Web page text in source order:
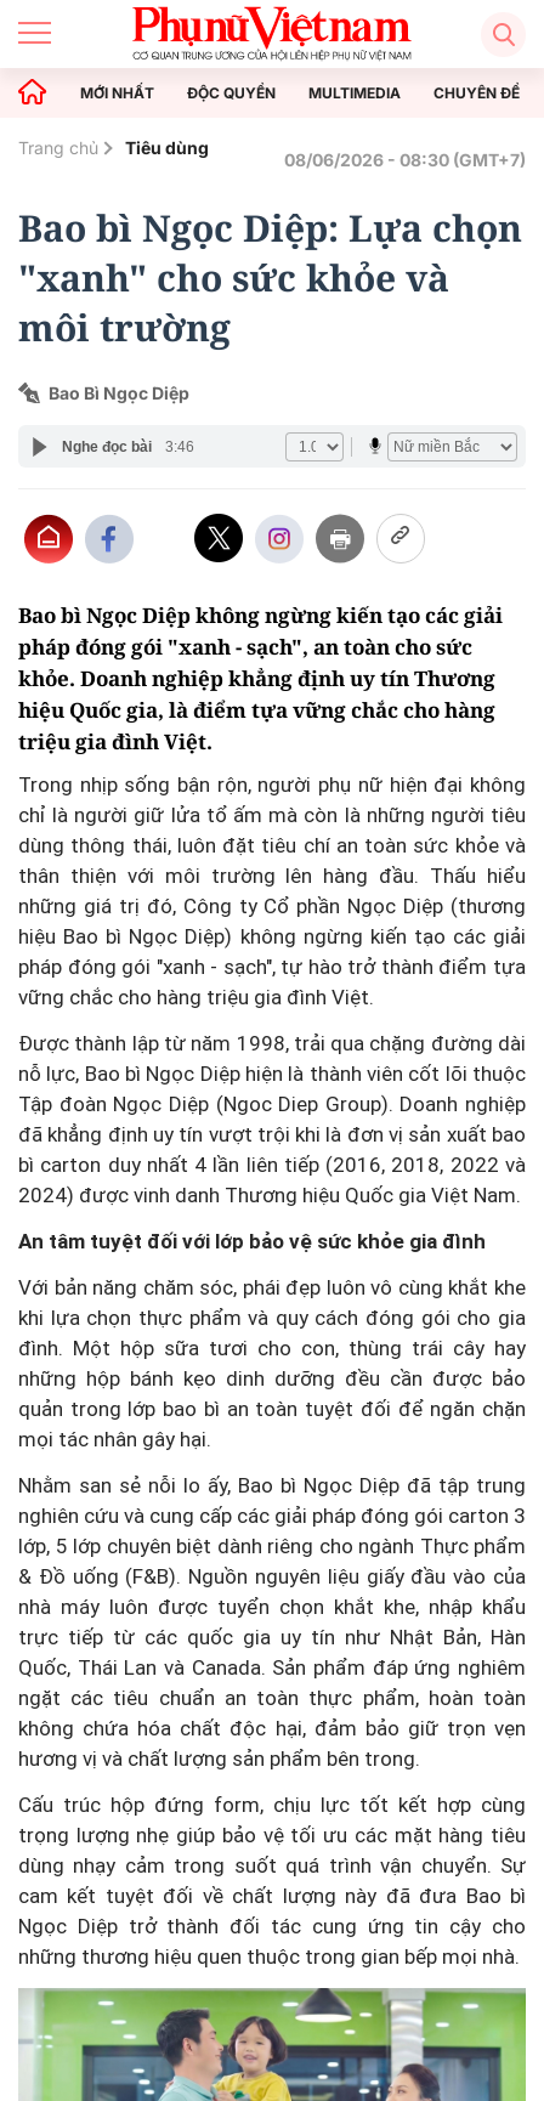
MỚI NHẤT ĐỘC QUYỀN MULTIMEDIA CHUYÊN ĐỀ
Trang chủ Tiêu dùng
08/06/2026 - 08:30 (GMT+7)
Bao bì Ngọc Diệp: Lựa chọn
"xanh" cho sức khỏe và
môi trường
Bao Bì Ngọc Diệp
Nghe đọc bài 3:46
Bao bì Ngọc Diệp không ngừng kiến tạo các giải
pháp đóng gói "xanh - sạch", an toàn cho sức
khỏe. Doanh nghiệp khẳng định uy tín Thương
hiệu Quốc gia, là điểm tựa vững chắc cho hàng
triệu gia đình Việt.
Trong nhịp sống bận rộn, người phụ nữ hiện đại không
chỉ là người giữ lửa tổ ấm mà còn là những người tiêu
dùng thông thái, luôn đặt tiêu chí an toàn sức khỏe và
thân thiện với môi trường lên hàng đầu. Thấu hiểu
những giá trị đó, Công ty Cổ phần Ngọc Diệp (thương
hiệu Bao bì Ngọc Diệp) không ngừng kiến tạo các giải
pháp đóng gói "xanh - sạch", tự hào trở thành điểm tựa
vững chắc cho hàng triệu gia đình Việt.
Được thành lập từ năm 1998, trải qua chặng đường dài
nỗ lực, Bao bì Ngọc Diệp hiện là thành viên cốt lõi thuộc
Tập đoàn Ngọc Diệp (Ngoc Diep Group). Doanh nghiệp
đã khẳng định uy tín vượt trội khi là đơn vị sản xuất bao
bì carton duy nhất 4 lần liên tiếp (2016, 2018, 2022 và
2024) được vinh danh Thương hiệu Quốc gia Việt Nam.
An tâm tuyệt đối với lớp bảo vệ sức khỏe gia đình
Với bản năng chăm sóc, phái đẹp luôn vô cùng khắt khe
khi lựa chọn thực phẩm và quy cách đóng gói cho gia
đình. Một hộp sữa tươi cho con, thùng trái cây hay
những hộp bánh kẹo dinh dưỡng đều cần được bảo
quản trong lớp bao bì an toàn tuyệt đối để ngăn chặn
mọi tác nhân gây hại.
Nhằm san sẻ nỗi lo ấy, Bao bì Ngọc Diệp đã tập trung
nghiên cứu và cung cấp các giải pháp đóng gói carton 3
lớp, 5 lớp chuyên biệt dành riêng cho ngành Thực phẩm
& Đồ uống (F&B). Nguồn nguyên liệu giấy đầu vào của
nhà máy luôn được tuyển chọn khắt khe, nhập khẩu
trực tiếp từ các quốc gia uy tín như Nhật Bản, Hàn
Quốc, Thái Lan và Canada. Sản phẩm đáp ứng nghiêm
ngặt các tiêu chuẩn an toàn thực phẩm, hoàn toàn
không chứa hóa chất độc hại, đảm bảo giữ trọn vẹn
hương vị và chất lượng sản phẩm bên trong.
Cấu trúc hộp đứng form, chịu lực tốt kết hợp cùng
trọng lượng nhẹ giúp bảo vệ tối ưu các mặt hàng tiêu
dùng nhạy cảm trong suốt quá trình vận chuyển. Sự
cam kết tuyệt đối về chất lượng này đã đưa Bao bì
Ngọc Diệp trở thành đối tác cung ứng tin cậy cho
những thương hiệu quen thuộc trong gian bếp mọi nhà.